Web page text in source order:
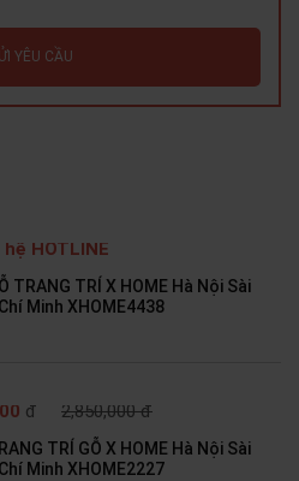
YÊU CẦU
HOTLINE
TRANG TRÍ X HOME Hà Nội Sài
Minh XHOME4438
đ 2,850,000 đ
TRÍ GỖ X HOME Hà Nội Sài
Minh XHOME2227